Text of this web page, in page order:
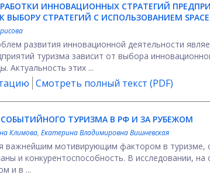
ИННОВАЦИОННЫХ СТРАТЕГИЙ
СТРАТЕГИЙ С ИСПОЛЬЗОВАНИЕМ
развития инновационной деятельности
туризма зависит от выбора
Актуальность этих ...
Смотреть полный текст (PDF)
ТУРИЗМА В РФ И ЗА РУБЕЖОМ
Климова, Екатерина Владимировна Вишневская
важнейшим мотивирующим фактором в туризме,
и конкурентоспособность. В исследовании,
и в ...